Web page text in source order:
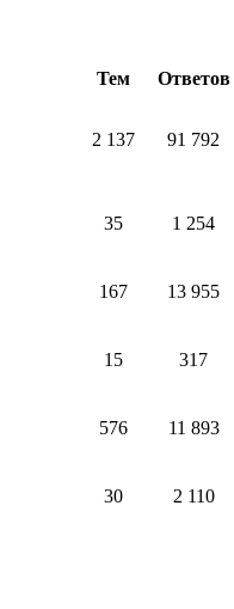
Тем Ответов
2 137 91 792
35 1 254
167 13 955
15 317
576 11 893
30 2 110